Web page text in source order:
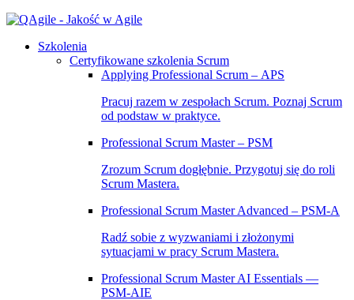
Szkolenia
Certyfikowane szkolenia Scrum
Applying Professional Scrum – APS
Pracuj razem w zespołach Scrum. Poznaj Scrum
od podstaw w praktyce.
Professional Scrum Master – PSM
Zrozum Scrum dogłębnie. Przygotuj się do roli
Scrum Mastera.
Professional Scrum Master Advanced – PSM‑A
Radź sobie z wyzwaniami i złożonymi
sytuacjami w pracy Scrum Mastera.
Professional Scrum Master AI Essentials —
PSM-AIE